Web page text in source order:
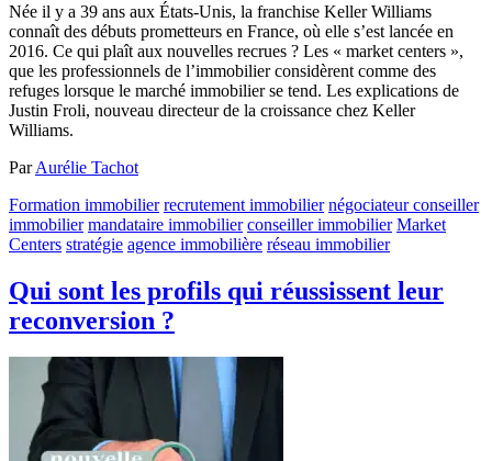
Née il y a 39 ans aux États-Unis, la franchise Keller Williams
connaît des débuts prometteurs en France, où elle s’est lancée en
2016. Ce qui plaît aux nouvelles recrues ? Les « market centers »,
que les professionnels de l’immobilier considèrent comme des
refuges lorsque le marché immobilier se tend. Les explications de
Justin Froli, nouveau directeur de la croissance chez Keller
Williams.
ParAurélie Tachot
Formation immobilier recrutement immobilier négociateur conseiller
immobilier mandataire immobilier conseiller immobilier Market
Centers stratégie agence immobilière réseau immobilier
Qui sont les profils qui réussissent leur
reconversion ?